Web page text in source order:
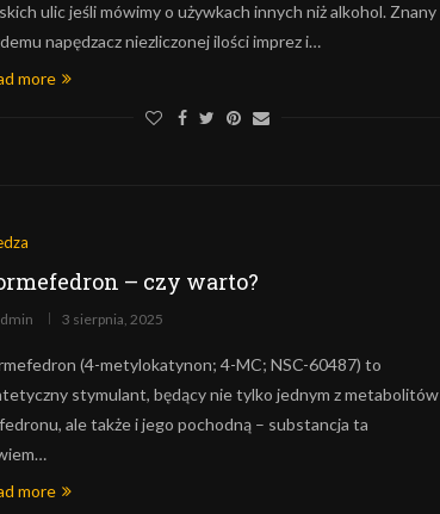
ulic jeśli mówimy o używkach innych niż alkohol. Znany
napędzacz niezliczonej ilości imprez i…
more
– czy warto?
3 sierpnia, 2025
(4-metylokatynon; 4-MC; NSC-60487) to
stymulant, będący nie tylko jednym z metabolitów
ale także i jego pochodną – substancja ta
more